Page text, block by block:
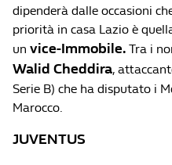
dipenderà dalle occasioni
priorità in casa Lazio è
un vice-Immobile. Tra i
Walid Cheddira,
Serie B) che ha disputato i
Marocco.
JUVENTUS